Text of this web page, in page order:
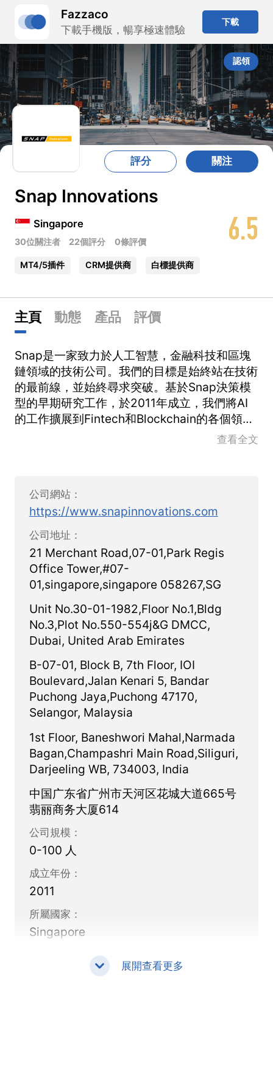
Fazzaco
下載手機版，暢享極速體驗
下載
認領
6.5
評分 關注
Snap Innovations
Singapore
30位關注者 22個評分 0條評價
MT4/5插件 CRM提供商 白標提供商
主頁 動態 產品 評價
Snap是一家致力於人工智慧，金融科技和區塊
鏈領域的技術公司。我們的目標是始終站在技術
的最前線，並始終尋求突破。基於Snap決策模
型的早期研究工作，於2011年成立，我們將AI
的工作擴展到Fintech和Blockchain的各個領
域。在覆蓋範圍方面，我們從新加坡總部擴展到
資產交易平台，以及針對交易者的Click＆Algo
前端交易屏幕和集成的後端管理系統，所有這些
均以高度可制定的軟體包提供，以優化交易策
略。成立於2011年，我們的客戶包括國際交易
所，主要的國際銀行，主要經紀商，對沖基金，
道具交易員，家族辦公室，技術提供商以及數據
和軟體提供商。當今的金融交易市場是一個戰
場，只有最快，最合適，技術最先進的公司才能
獲得穩定而強勁的盈利能力。我們的使命是透過
我們專有的交易技術為我們的用戶提供競爭優
決方案，使我們的用戶能夠最大化並維持其盈利
能力。我們的願景是使SNAP成為我們的用戶和
市場參與者的傑出合作夥伴，以尋求站在金融交
易行業的技術前線。我們的服務✔AI項目開發✔
制定交易解決方案✔區塊鏈集成諮詢
查看全文
公司網站：
https://www.snapinnovations.com
公司地址：
21 Merchant Road,07-01,Park Regis
Office Tower,#07-
01,singapore,singapore 058267,SG
Unit No.30-01-1982,Floor No.1,Bldg
No.3,Plot No.550-554j&G DMCC,
Dubai, United Arab Emirates
B-07-01, Block B, 7th Floor, IOI
Boulevard,Jalan Kenari 5, Bandar
Puchong Jaya,Puchong 47170,
Selangor, Malaysia
1st Floor, Baneshwori Mahal,Narmada
Bagan,Champashri Main Road,Siliguri,
Darjeeling WB, 734003, India
中国广东省广州市天河区花城大道665号
翡丽商务大厦614
公司規模：
0-100 人
成立年份：
2011
所屬國家：
Singapore
展開查看更多